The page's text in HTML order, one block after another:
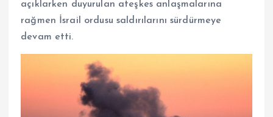
açıklarken duyurulan ateşkes anlaşmalarına
rağmen İsrail ordusu saldırılarını sürdürmeye
devam etti.